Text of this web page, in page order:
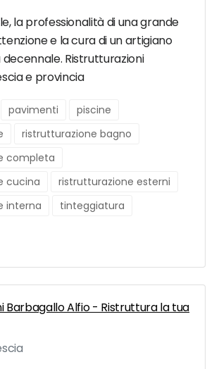
la professionalità di una grande
e la cura di un artigiano
Ristrutturazioni
e provincia
pavimenti
piscine
ristrutturazione bagno
completa
cucina
ristrutturazione esterni
interna
tinteggiatura
Barbagallo Alfio - Ristruttura la tua